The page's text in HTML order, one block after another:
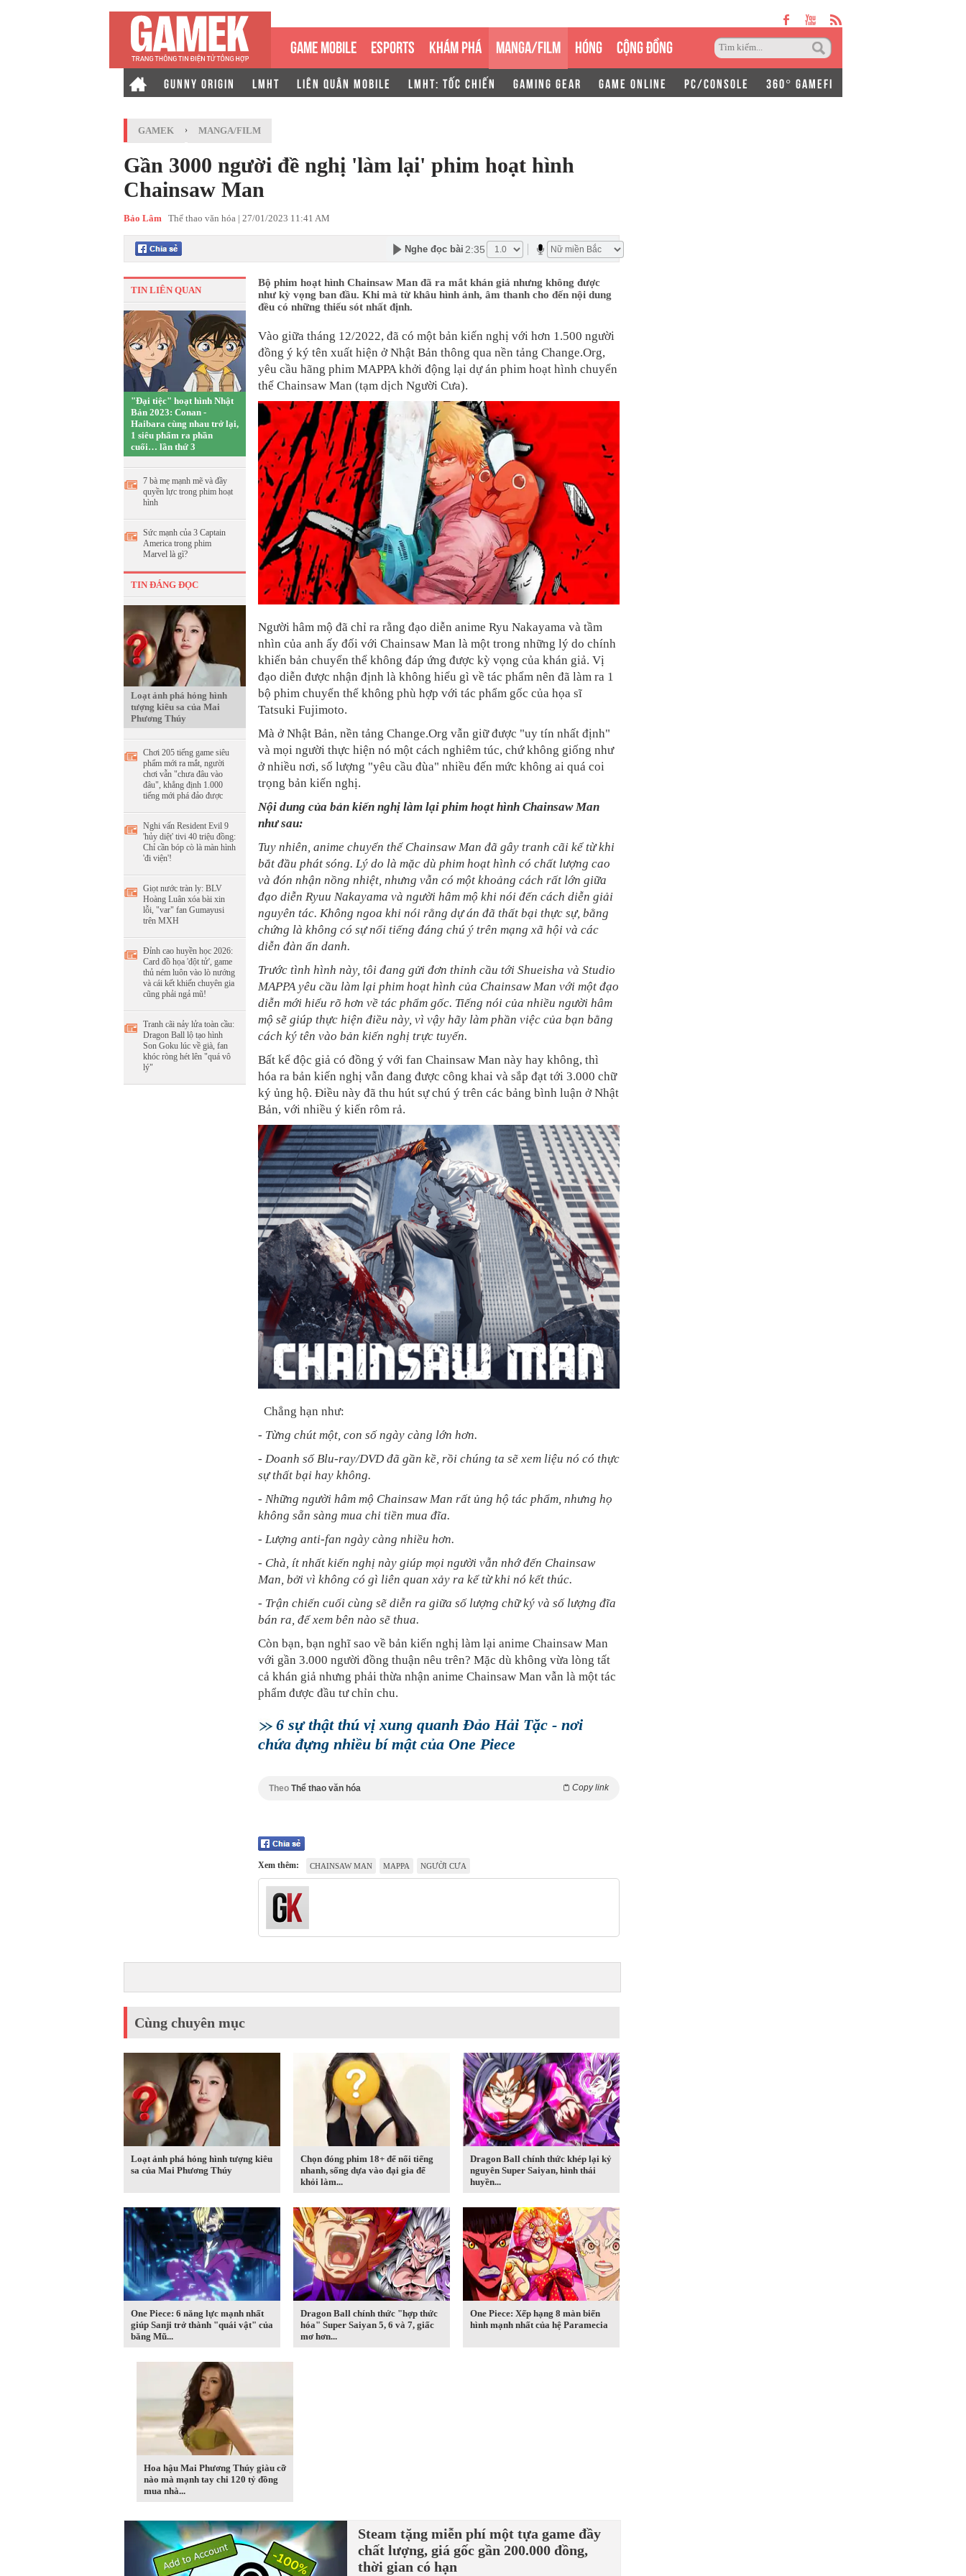
GAME MOBILE ESPORTS KHÁM PHÁ MANGA/FILM HÓNG CỘNG ĐỒNG
GUNNY ORIGIN LMHT LIÊN QUÂN MOBILE LMHT: TỐC CHIẾN GAMING GEAR GAME ONLINE PC/CONSOLE 360° GAMEFI
GAMEK › MANGA/FILM
Gần 3000 người đề nghị 'làm lại' phim hoạt hình
Chainsaw Man
Bảo Lâm Thể thao văn hóa | 27/01/2023 11:41 AM
Nghe đọc bài 2:35
TIN LIÊN QUAN
"Đại tiệc" hoạt hình Nhật
Bản 2023: Conan -
Haibara cùng nhau trở lại,
1 siêu phẩm ra phần
cuối… lần thứ 3
7 bà mẹ mạnh mẽ và đầy
quyền lực trong phim hoạt
hình
Sức mạnh của 3 Captain
America trong phim
Marvel là gì?
TIN ĐÁNG ĐỌC
Loạt ảnh phá hỏng hình
tượng kiêu sa của Mai
Phương Thúy
Chơi 205 tiếng game siêu
phẩm mới ra mắt, người
chơi vẫn "chưa đâu vào
đâu", khẳng định 1.000
tiếng mới phá đảo được
Nghi vấn Resident Evil 9
'hủy diệt' tivi 40 triệu đồng:
Chỉ cần bóp cò là màn hình
'đi viện'!
Giọt nước tràn ly: BLV
Hoàng Luân xóa bài xin
lỗi, "var" fan Gumayusi
trên MXH
Đỉnh cao huyền học 2026:
Card đồ họa 'đột tử', game
thủ ném luôn vào lò nướng
và cái kết khiến chuyên gia
cũng phải ngả mũ!
Tranh cãi nảy lửa toàn cầu:
Dragon Ball lộ tạo hình
Son Goku lúc về già, fan
khóc ròng hét lên "quá vô
lý"
Bộ phim hoạt hình Chainsaw Man đã ra mắt khán giả nhưng không được
như kỳ vọng ban đầu. Khi mà từ khâu hình ảnh, âm thanh cho đến nội dung
đều có những thiếu sót nhất định.
Vào giữa tháng 12/2022, đã có một bản kiến nghị với hơn 1.500 người
đồng ý ký tên xuất hiện ở Nhật Bản thông qua nền tảng Change.Org,
yêu cầu hãng phim MAPPA khởi động lại dự án phim hoạt hình chuyển
thể Chainsaw Man (tạm dịch Người Cưa).
Người hâm mộ đã chỉ ra rằng đạo diễn anime Ryu Nakayama và tầm
nhìn của anh ấy đối với Chainsaw Man là một trong những lý do chính
khiến bản chuyển thể không đáp ứng được kỳ vọng của khán giả. Vị
đạo diễn được nhận định là không hiểu gì về tác phẩm nên đã làm ra 1
bộ phim chuyển thể không phù hợp với tác phẩm gốc của họa sĩ
Tatsuki Fujimoto.
Mà ở Nhật Bản, nền tảng Change.Org vẫn giữ được "uy tín nhất định"
và mọi người thực hiện nó một cách nghiêm túc, chứ không giống như
ở nhiều nơi, số lượng "yêu cầu đùa" nhiều đến mức không ai quá coi
trọng bản kiến nghị.
Nội dung của bản kiến nghị làm lại phim hoạt hình Chainsaw Man
như sau:
Tuy nhiên, anime chuyển thể Chainsaw Man đã gây tranh cãi kể từ khi
bắt đầu phát sóng. Lý do là mặc dù phim hoạt hình có chất lượng cao
và đón nhận nồng nhiệt, nhưng vẫn có một khoảng cách rất lớn giữa
đạo diễn Ryuu Nakayama và người hâm mộ khi nói đến cách diễn giải
nguyên tác. Không ngoa khi nói rằng dự án đã thất bại thực sự, bằng
chứng là không có sự nổi tiếng đáng chú ý trên mạng xã hội và các
diễn đàn ẩn danh.
Trước tình hình này, tôi đang gửi đơn thỉnh cầu tới Shueisha và Studio
MAPPA yêu cầu làm lại phim hoạt hình của Chainsaw Man với một đạo
diễn mới hiểu rõ hơn về tác phẩm gốc. Tiếng nói của nhiều người hâm
mộ sẽ giúp thực hiện điều này, vì vậy hãy làm phần việc của bạn bằng
cách ký tên vào bản kiến nghị trực tuyến.
Bất kể độc giả có đồng ý với fan Chainsaw Man này hay không, thì
hóa ra bản kiến nghị vẫn đang được công khai và sắp đạt tới 3.000 chữ
ký ủng hộ. Điều này đã thu hút sự chú ý trên các bảng bình luận ở Nhật
Bản, với nhiều ý kiến rôm rả.
Chẳng hạn như:
- Từng chút một, con số ngày càng lớn hơn.
- Doanh số Blu-ray/DVD đã gần kề, rồi chúng ta sẽ xem liệu nó có thực
sự thất bại hay không.
- Những người hâm mộ Chainsaw Man rất ủng hộ tác phẩm, nhưng họ
không sẵn sàng mua chi tiền mua đĩa.
- Lượng anti-fan ngày càng nhiều hơn.
- Chà, ít nhất kiến nghị này giúp mọi người vẫn nhớ đến Chainsaw
Man, bởi vì không có gì liên quan xảy ra kể từ khi nó kết thúc.
- Trận chiến cuối cùng sẽ diễn ra giữa số lượng chữ ký và số lượng đĩa
bán ra, để xem bên nào sẽ thua.
Còn bạn, bạn nghĩ sao về bản kiến nghị làm lại anime Chainsaw Man
với gần 3.000 người đồng thuận nêu trên? Mặc dù không vừa lòng tất
cả khán giả nhưng phải thừa nhận anime Chainsaw Man vẫn là một tác
phẩm được đầu tư chỉn chu.
6 sự thật thú vị xung quanh Đảo Hải Tặc - nơi
chứa đựng nhiều bí mật của One Piece
Theo Thể thao văn hóa Copy link
Xem thêm: CHAINSAW MAN MAPPA NGƯỜI CƯA
Cùng chuyên mục
Loạt ảnh phá hỏng hình tượng kiêu
sa của Mai Phương Thúy
Chọn đóng phim 18+ để nổi tiếng
nhanh, sống dựa vào đại gia để
khỏi làm...
Dragon Ball chính thức khép lại kỷ
nguyên Super Saiyan, hình thái
huyền...
One Piece: 6 năng lực mạnh nhất
giúp Sanji trở thành "quái vật" của
băng Mũ...
Dragon Ball chính thức "hợp thức
hóa" Super Saiyan 5, 6 và 7, giấc
mơ hơn...
One Piece: Xếp hạng 8 màn biến
hình mạnh nhất của hệ Paramecia
Hoa hậu Mai Phương Thúy giàu cỡ
nào mà mạnh tay chi 120 tỷ đồng
mua nhà...
Steam tặng miễn phí một tựa game đầy
chất lượng, giá gốc gần 200.000 đồng,
thời gian có hạn